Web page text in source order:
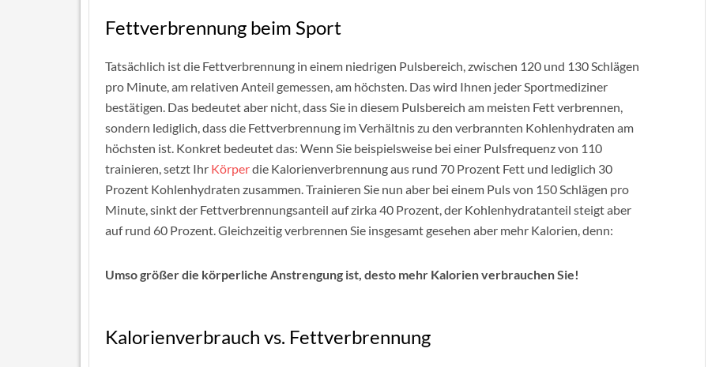
Fettverbrennung beim Sport
Tatsächlich ist die Fettverbrennung in einem niedrigen Pulsbereich, zwischen 120 und 130 Schlägen
pro Minute, am relativen Anteil gemessen, am höchsten. Das wird Ihnen jeder Sportmediziner
bestätigen. Das bedeutet aber nicht, dass Sie in diesem Pulsbereich am meisten Fett verbrennen,
sondern lediglich, dass die Fettverbrennung im Verhältnis zu den verbrannten Kohlenhydraten am
höchsten ist. Konkret bedeutet das: Wenn Sie beispielsweise bei einer Pulsfrequenz von 110
trainieren, setzt Ihr Körperdie Kalorienverbrennung aus rund 70 Prozent Fett und lediglich 30
Prozent Kohlenhydraten zusammen. Trainieren Sie nun aber bei einem Puls von 150 Schlägen pro
Minute, sinkt der Fettverbrennungsanteil auf zirka 40 Prozent, der Kohlenhydratanteil steigt aber
auf rund 60 Prozent. Gleichzeitig verbrennen Sie insgesamt gesehen aber mehr Kalorien, denn:
Umso größer die körperliche Anstrengung ist, desto mehr Kalorien verbrauchen Sie!
Kalorienverbrauch vs. Fettverbrennung